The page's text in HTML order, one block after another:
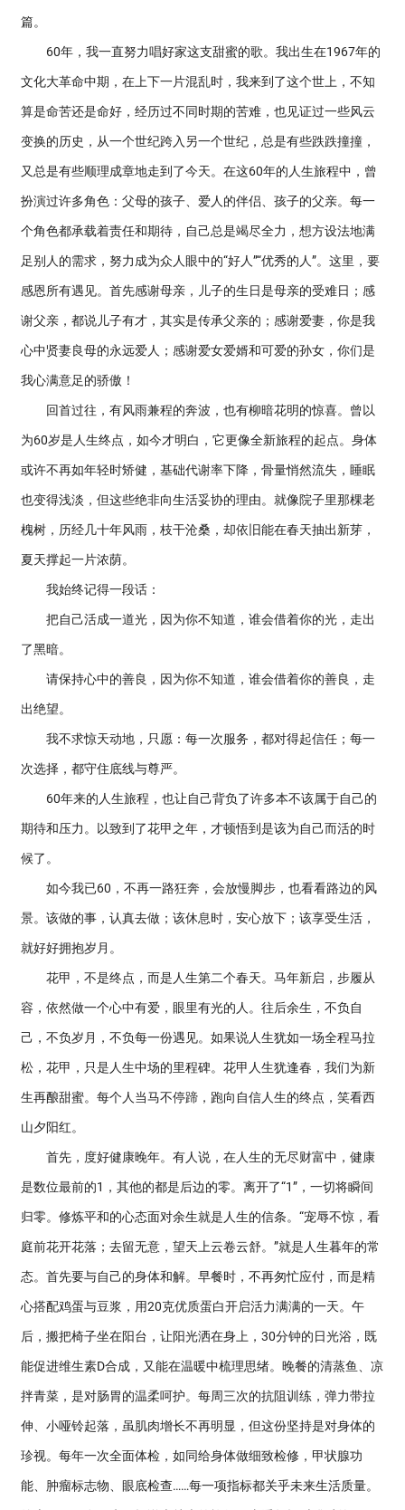
篇。
60年，我一直努力唱好家这支甜蜜的歌。我出生在1967年的
文化大革命中期，在上下一片混乱时，我来到了这个世上，不知
算是命苦还是命好，经历过不同时期的苦难，也见证过一些风云
变换的历史，从一个世纪跨入另一个世纪，总是有些跌跌撞撞，
又总是有些顺理成章地走到了今天。在这60年的人生旅程中，曾
扮演过许多角色：父母的孩子、爱人的伴侣、孩子的父亲。每一
个角色都承载着责任和期待，自己总是竭尽全力，想方设法地满
足别人的需求，努力成为众人眼中的“好人”“优秀的人”。这里，要
感恩所有遇见。首先感谢母亲，儿子的生日是母亲的受难日；感
谢父亲，都说儿子有才，其实是传承父亲的；感谢爱妻，你是我
心中贤妻良母的永远爱人；感谢爱女爱婿和可爱的孙女，你们是
我心满意足的骄傲！
回首过往，有风雨兼程的奔波，也有柳暗花明的惊喜。曾以
为60岁是人生终点，如今才明白，它更像全新旅程的起点。身体
或许不再如年轻时矫健，基础代谢率下降，骨量悄然流失，睡眠
也变得浅淡，但这些绝非向生活妥协的理由。就像院子里那棵老
槐树，历经几十年风雨，枝干沧桑，却依旧能在春天抽出新芽，
夏天撑起一片浓荫。
我始终记得一段话：
把自己活成一道光，因为你不知道，谁会借着你的光，走出
了黑暗。
请保持心中的善良，因为你不知道，谁会借着你的善良，走
出绝望。
我不求惊天动地，只愿：每一次服务，都对得起信任；每一
次选择，都守住底线与尊严。
60年来的人生旅程，也让自己背负了许多本不该属于自己的
期待和压力。以致到了花甲之年，才顿悟到是该为自己而活的时
候了。
如今我已60，不再一路狂奔，会放慢脚步，也看看路边的风
景。该做的事，认真去做；该休息时，安心放下；该享受生活，
就好好拥抱岁月。
花甲，不是终点，而是人生第二个春天。马年新启，步履从
容，依然做一个心中有爱，眼里有光的人。往后余生，不负自
己，不负岁月，不负每一份遇见。如果说人生犹如一场全程马拉
松，花甲，只是人生中场的里程碑。花甲人生犹逢春，我们为新
生再酿甜蜜。每个人当马不停蹄，跑向自信人生的终点，笑看西
山夕阳红。
首先，度好健康晚年。有人说，在人生的无尽财富中，健康
是数位最前的1，其他的都是后边的零。离开了“1”，一切将瞬间
归零。修炼平和的心态面对余生就是人生的信条。“宠辱不惊，看
庭前花开花落；去留无意，望天上云卷云舒。”就是人生暮年的常
态。首先要与自己的身体和解。早餐时，不再匆忙应付，而是精
心搭配鸡蛋与豆浆，用20克优质蛋白开启活力满满的一天。午
后，搬把椅子坐在阳台，让阳光洒在身上，30分钟的日光浴，既
能促进维生素D合成，又能在温暖中梳理思绪。晚餐的清蒸鱼、凉
拌青菜，是对肠胃的温柔呵护。每周三次的抗阻训练，弹力带拉
伸、小哑铃起落，虽肌肉增长不再明显，但这份坚持是对身体的
珍视。每年一次全面体检，如同给身体做细致检修，甲状腺功
能、肿瘤标志物、眼底检查……每一项指标都关乎未来生活质量。